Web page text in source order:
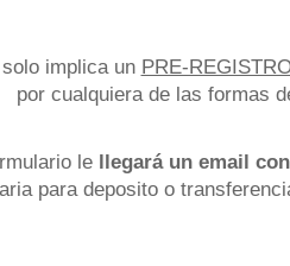
implica un PRE-
por cualquiera de las formas
le llegará un email
para deposito o